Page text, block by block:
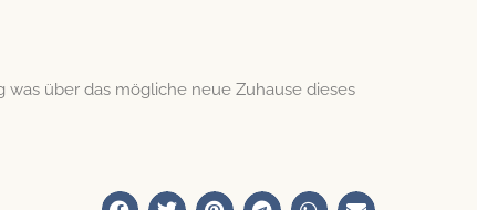
über das mögliche neue Zuhause dieses